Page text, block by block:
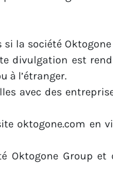
la société
divulgation est
à l’étranger.
avec des
oktogone.com en
Oktogone Group et